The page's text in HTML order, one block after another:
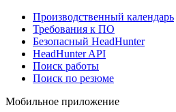
Производственный календарь
Требования к ПО
Безопасный HeadHunter
HeadHunter API
Поиск работы
Поиск по резюме
Мобильное приложение